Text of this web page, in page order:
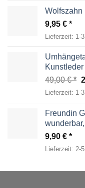
Wolfszahn
9,95 €
Lieferzeit: 1-
49,00€
Lieferzeit: 1-
Freundin
9,90 €
Lieferzeit: 2-